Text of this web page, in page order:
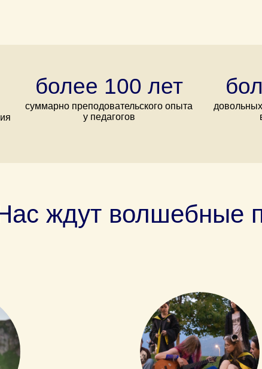
более 100 лет
суммарно преподовательского опыта
у педагогов
ждут волшебные